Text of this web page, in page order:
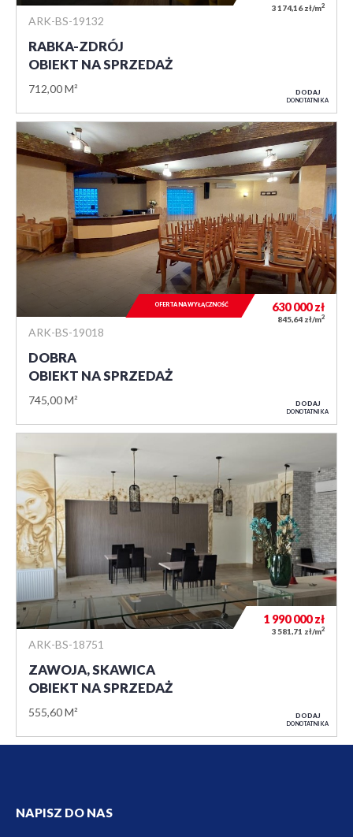
ARK-BS-19132
RABKA-ZDRÓJ
OBIEKT NA SPRZEDAŻ
712,00 M²
3 174,16 zł/m2
DODAJ
DO NOTATNIKA
ARK-BS-19018
DOBRA
OBIEKT NA SPRZEDAŻ
745,00 M²
630 000zł
845,64 zł/m2
OFERTA NA WYŁĄCZNOŚĆ
DODAJ
DO NOTATNIKA
ARK-BS-18751
ZAWOJA, SKAWICA
OBIEKT NA SPRZEDAŻ
555,60 M²
1 990 000zł
3 581,71 zł/m2
DODAJ
DO NOTATNIKA
NAPISZ DO NAS